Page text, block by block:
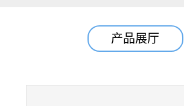
产品展厅